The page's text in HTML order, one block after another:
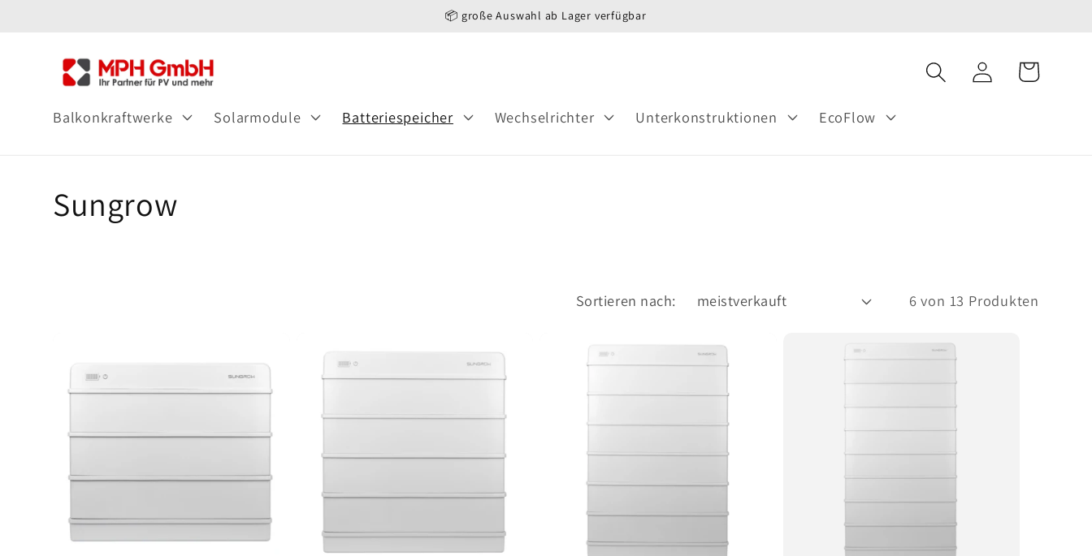
📦 große Auswahl ab Lager verfügbar
Balkonkraftwerke Solarmodule Batteriespeicher Wechselrichter Unterkonstruktionen EcoFlow
EinloggenWarenkorb
K
Sungrow
Sortieren nach: 6 von 13 Produkten